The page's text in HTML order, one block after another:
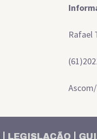
Rafael
LEGISLAÇÃO